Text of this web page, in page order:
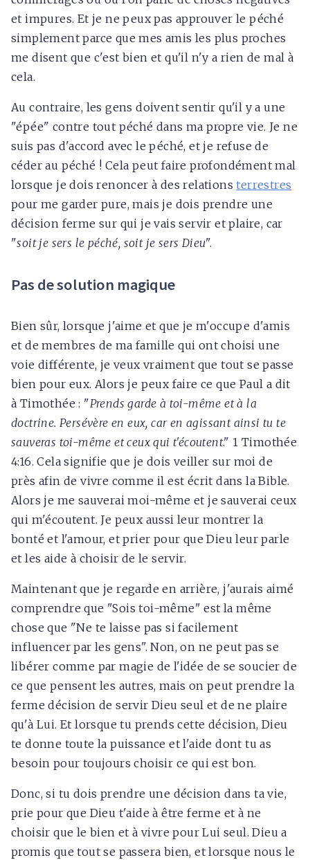
et impures. Et je ne peux pas approuver le péché
simplement parce que mes amis les plus proches
me disent que c'est bien et qu'il n'y a rien de mal à
cela.
Au contraire, les gens doivent sentir qu'il y a une
"épée" contre tout péché dans ma propre vie. Je ne
suis pas d'accord avec le péché, et je refuse de
céder au péché ! Cela peut faire profondément mal
lorsque je dois renoncer à des relationsterrestres
pour me garder pure, mais je dois prendre une
décision ferme sur qui je vais servir et plaire, car
"soit je sers le péché, soit je sers Dieu".
Pas de solution magique
Bien sûr, lorsque j'aime et que je m'occupe d'amis
et de membres de ma famille qui ont choisi une
voie différente, je veux vraiment que tout se passe
bien pour eux. Alors je peux faire ce que Paul a dit
à Timothée : "Prends garde à toi-même et à la
doctrine. Persévère en eux, car en agissant ainsi tu te
sauveras toi-même et ceux qui t'écoutent." 1 Timothée
4:16. Cela signifie que je dois veiller sur moi de
près afin de vivre comme il est écrit dans la Bible.
Alors je me sauverai moi-même et je sauverai ceux
qui m'écoutent. Je peux aussi leur montrer la
bonté et l'amour, et prier pour que Dieu leur parle
et les aide à choisir de le servir.
Maintenant que je regarde en arrière, j'aurais aimé
comprendre que "Sois toi-même" est la même
chose que "Ne te laisse pas si facilement
influencer par les gens". Non, on ne peut pas se
libérer comme par magie de l'idée de se soucier de
ce que pensent les autres, mais on peut prendre la
ferme décision de servir Dieu seul et de ne plaire
qu'à Lui. Et lorsque tu prends cette décision, Dieu
te donne toute la puissance et l'aide dont tu as
besoin pour toujours choisir ce qui est bon.
Donc, si tu dois prendre une décision dans ta vie,
prie pour que Dieu t'aide à être ferme et à ne
choisir que le bien et à vivre pour Lui seul. Dieu a
promis que tout se passera bien, et lorsque nous le